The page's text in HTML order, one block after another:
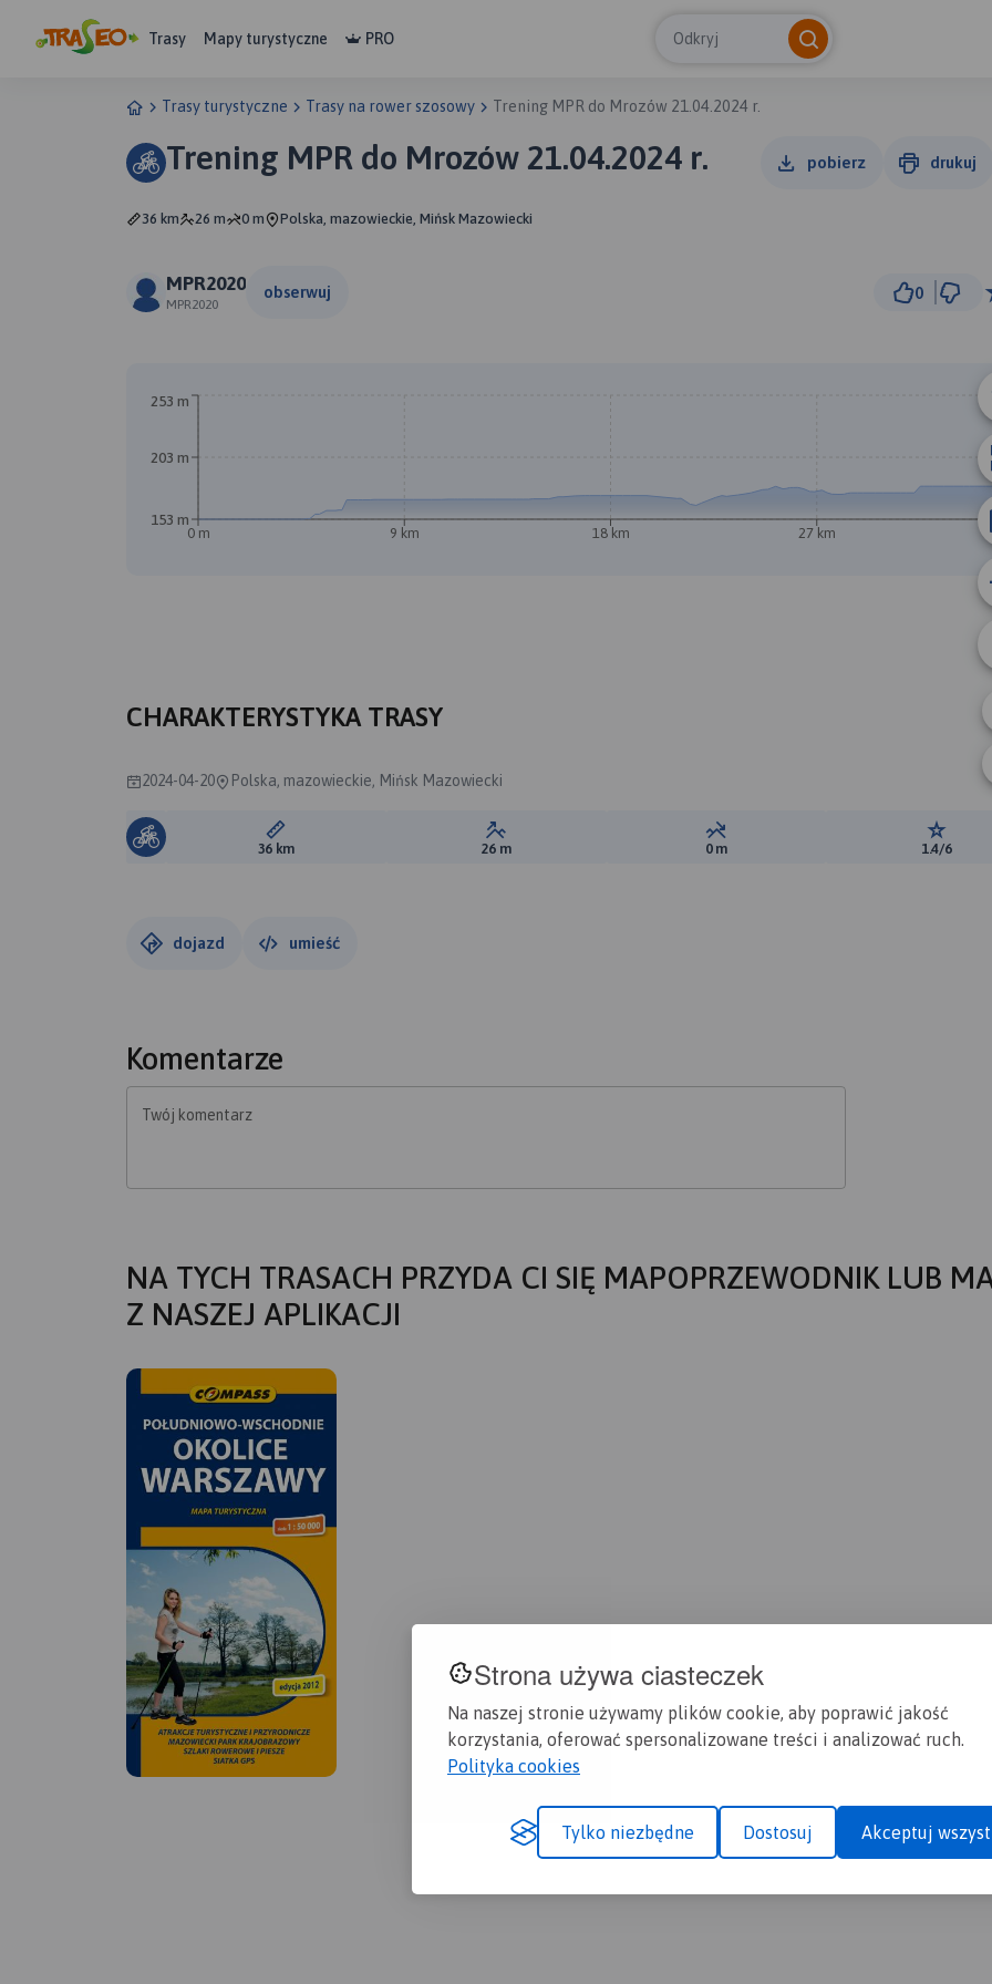
Strona używa ciasteczek
Na naszej stronie używamy plików cookie, aby poprawić jakość
korzystania, oferować spersonalizowane treści i analizować ruch.
Polityka cookies
Tylko niezbędne Dostosuj Akceptuj
Trasy Mapy turystyczne PRO Odkryj
Trasy turystyczne Trasy na rower szosowy Trening MPR do Mrozów 21.04.2024 r.
Trening MPR do Mrozów 21.04.2024 r. pobierz drukuj
36 km 26 m 0 m Polska, mazowieckie, Mińsk Mazowiecki
MPR2020
MPR2020
obserwuj 0
0 m 9 km 18 km 27 km
153 m
203 m
253 m
CHARAKTERYSTYKA TRASY
2024-04-20 Polska, mazowieckie, Mińsk Mazowiecki
Długość trasy:
36 km Suma przewyższeń:
26 m Suma spadków:
0 m Ocena
1.4/6
dojazd umieść
Komentarze
Twój komentarz
NA TYCH TRASACH PRZYDA CI SIĘ MAPOPRZEWODNIK LUB
Z NASZEJ APLIKACJI